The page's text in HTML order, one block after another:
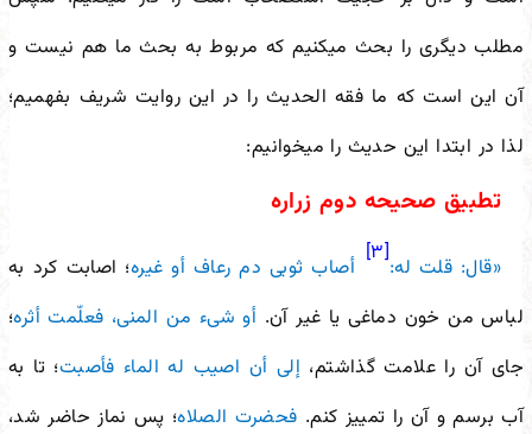
مطلب دیگری را بحث میکنیم که مربوط به بحث ما هم نیست و
آن این است که ما فقه الحدیث را در این روایت شریف بفهمیم؛
لذا در ابتدا این حدیث را میخوانیم:
تطبیق صحیحه دوم زراره
«قال: قلت له:
[۳]
أصاب ثوبی دم رعاف أو غیره؛ اصابت کرد به
لباس من خون دماغی یا غیر آن. أو شیء من المنی، فعلّمت أثره؛
جای آن را علامت گذاشتم، إلى أن اصیب له الماء فأصبت؛ تا به
آب برسم و آن را تمییز کنم. فحضرت الصلاه؛ پس نماز حاضر شد،